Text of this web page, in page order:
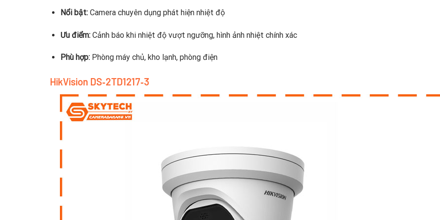
Nổi bật:Camera chuyên dụng phát hiện nhiệt độ
Ưu điểm:Cảnh báo khi nhiệt độ vượt ngưỡng, hình ảnh nhiệt chính xác
Phù hợp:Phòng máy chủ, kho lạnh, phòng điện
HikVision DS‑2TD1217‑3